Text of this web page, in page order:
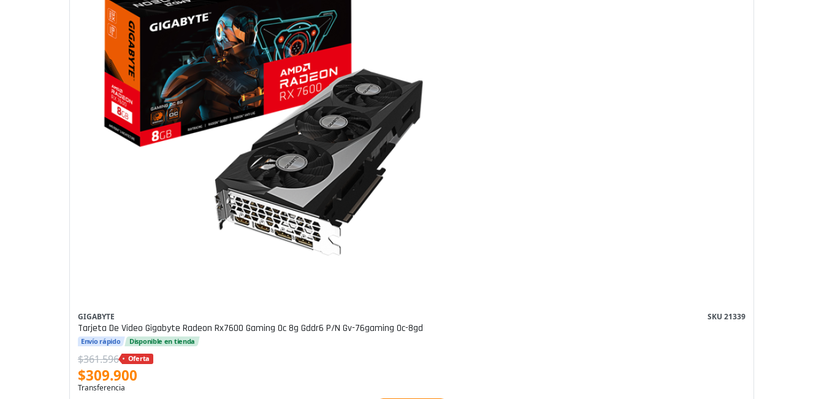
GIGABYTE SKU 21339
Tarjeta De Video Gigabyte Radeon Rx7600 Gaming Oc 8g Gddr6 P/n Gv-76gaming Oc-8gd
Envío rápido Disponible en tienda
$361.596 Oferta
$309.900
Transferencia